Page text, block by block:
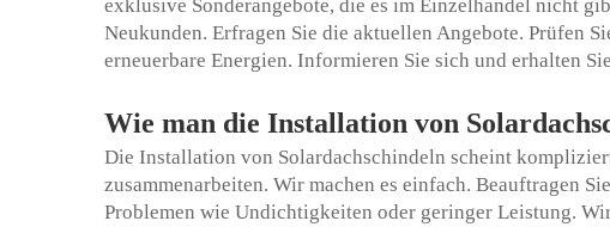
exklusive Sonderangebote, die es im Einzelhandel nicht
Neukunden. Erfragen Sie die aktuellen Angebote. Prüfen
erneuerbare Energien. Informieren Sie sich und erhalten
Wie man die Installation von
Die Installation von Solardachschindeln scheint
zusammenarbeiten. Wir machen es einfach. Beauftragen
Problemen wie Undichtigkeiten oder geringer Leistung.